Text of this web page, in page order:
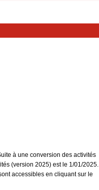
à une conversion des activités
(version 2025) est le 1/01/2025.
accessibles en cliquant sur le